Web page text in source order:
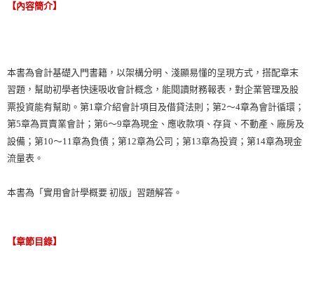
【內容簡介】
本書為會計基礎入門書籍，以架構分明、淺顯易懂的呈現方式，搭配章末
習題，幫助初學者快速吸收會計概念，能閱讀財務報表，對企業管理及股
票投資能有幫助。第1章介紹會計項目及借貸法則；第2～4章為會計循環；
第5章為買賣業會計；第6～9章為現金、應收款項、存貨、不動產、廠房及
設備；第10～11章為負債；第12章為公司；第13章為投資；第14章為現金
流量表。
本書為「實用會計學概要 初版」習題解答。
【章節目錄】